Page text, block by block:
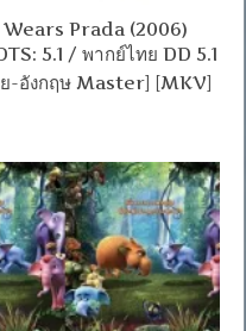
Prada (2006)
5.1 / พากย์ไทย DD 5.1
-อังกฤษ Master] [MKV]